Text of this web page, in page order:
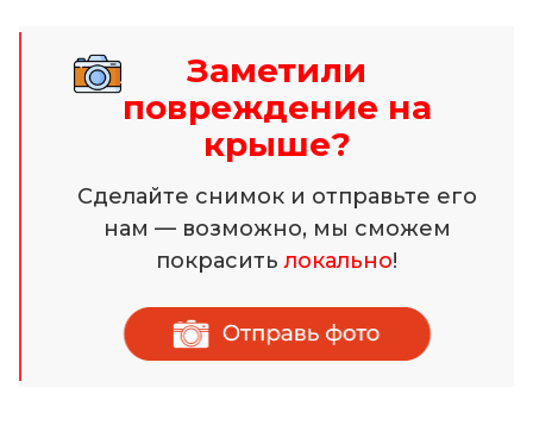
Заметили
повреждение на
крыше?
Сделайте снимок и отправьте его
нам — возможно, мы сможем
покраситьлокально!